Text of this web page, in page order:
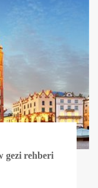
gezi rehberi